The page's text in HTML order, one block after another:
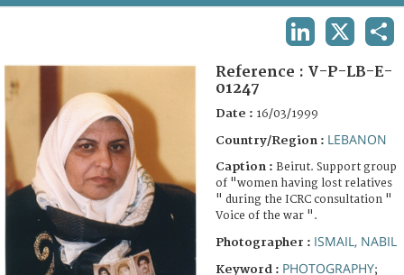
FAQ
Reference : V-P-LB-E-
01247
Date : 16/03/1999
Country/Region : LEBANON
Caption : Beirut. Support group
of "women having lost relatives
" during the ICRC consultation "
Voice of the war ".
Photographer : ISMAIL, NABIL
Keyword : PHOTOGRAPHY;